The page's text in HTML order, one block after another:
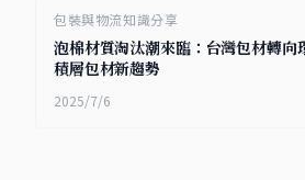
包裝與物流知識分享
泡棉材質淘汰潮來臨：台灣包材轉向
積層包材新趨勢
2025/7/6